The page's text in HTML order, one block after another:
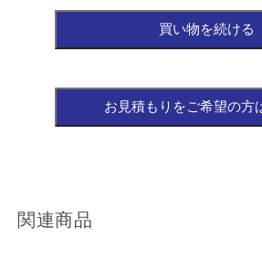
関連商品